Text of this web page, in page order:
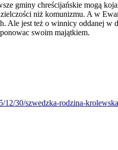
gminy chreścijańskie mogą
niż komunizmu. A w
Ale jest też o winnicy oddanej
swoim majątkiem.
12/30/szwedzka-rodzina-